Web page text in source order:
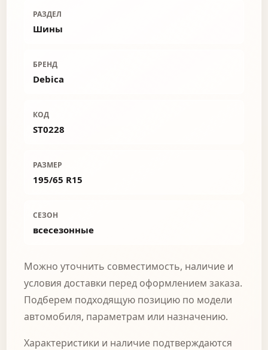
РАЗДЕЛ
Шины
БРЕНД
Debica
КОД
ST0228
РАЗМЕР
195/65 R15
СЕЗОН
всесезонные
Можно уточнить совместимость, наличие и
условия доставки перед оформлением заказа.
Подберем подходящую позицию по модели
автомобиля, параметрам или назначению.
Характеристики и наличие подтверждаются